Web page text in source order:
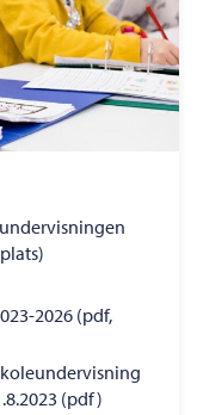
2026 (pdf,
(pdf)